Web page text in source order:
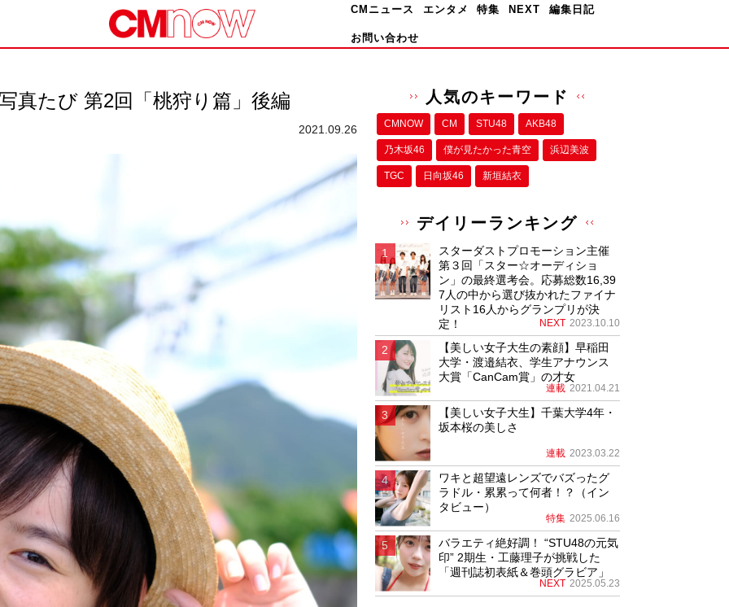
CMニュース エンタメ 特集 NEXT 編集日記
お問い合わせ
真たび 第2回「桃狩り篇」後編
2021.09.26
人気のキーワード
CMNOW CM STU48 AKB48
乃木坂46 僕が⾒たかった⻘空 浜辺美波
TGC 日向坂46 新垣結衣
デイリーランキング
スターダストプロモーション主催
第３回「スター☆オーディショ
ン」の最終選考会。応募総数16,39
7人の中から選び抜かれたファイナ
リスト16人からグランプリが決
定！
NEXT 2023.10.10
【美しい女子大生の素顔】早稲田
大学・渡邉結衣、学生アナウンス
大賞「CanCam賞」の才女
連載 2021.04.21
【美しい女子大生】千葉大学4年・
坂本桜の美しさ
連載 2023.03.22
ワキと超望遠レンズでバズったグ
ラドル・累累って何者！？（イン
タビュー）
特集 2025.06.16
バラエティ絶好調！ “STU48の元気
印” 2期生・工藤理子が挑戦した
「週刊誌初表紙＆巻頭グラビア」
NEXT 2025.05.23